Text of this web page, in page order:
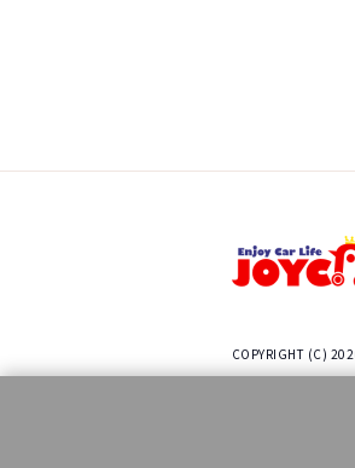
COPYRIGHT (C)